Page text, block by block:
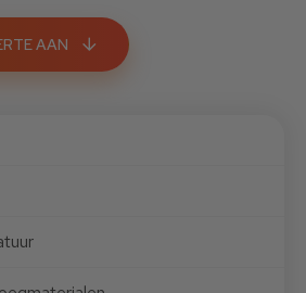
AAN